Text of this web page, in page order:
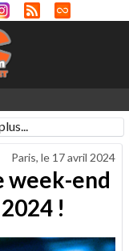
Paris, le 17 avril 2024
week-end
!